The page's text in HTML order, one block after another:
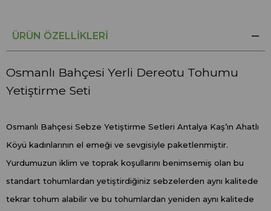
ÜRÜN ÖZELLIKLERI
Osmanlı Bahçesi Yerli Dereotu Tohumu
Yetiştirme Seti
Osmanlı Bahçesi Sebze Yetiştirme Setleri Antalya Kaş’ın Ahatlı
Köyü kadınlarının el emeği ve sevgisiyle paketlenmiştir.
Yurdumuzun iklim ve toprak koşullarını benimsemiş olan bu
standart tohumlardan yetiştirdiğiniz sebzelerden aynı kalitede
tekrar tohum alabilir ve bu tohumlardan yeniden aynı kalitede